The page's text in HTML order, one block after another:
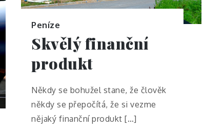
Peníze
Skvělý finanční
produkt
Někdy se bohužel stane, že člověk
někdy se přepočítá, že si vezme
nějaký finanční produkt […]